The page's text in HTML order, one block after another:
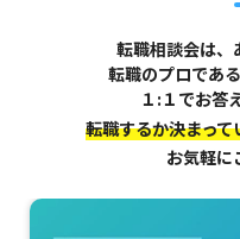
転職相談会は、
転職のプロであ
１:１でお答
転職するか決まっ
お気軽に